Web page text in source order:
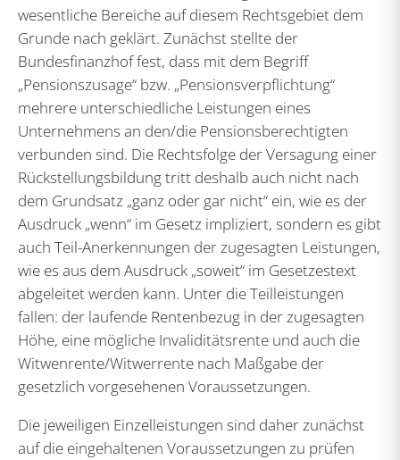
wesentliche Bereiche auf diesem Rechtsgebiet dem
Grunde nach geklärt. Zunächst stellte der
Bundesfinanzhof fest, dass mit dem Begriff
„Pensionszusage“ bzw. „Pensionsverpflichtung“
mehrere unterschiedliche Leistungen eines
Unternehmens an den/die Pensionsberechtigten
verbunden sind. Die Rechtsfolge der Versagung einer
Rückstellungsbildung tritt deshalb auch nicht nach
dem Grundsatz „ganz oder gar nicht“ ein, wie es der
Ausdruck „wenn“ im Gesetz impliziert, sondern es gibt
auch Teil-Anerkennungen der zugesagten Leistungen,
wie es aus dem Ausdruck „soweit“ im Gesetzestext
abgeleitet werden kann. Unter die Teilleistungen
fallen: der laufende Rentenbezug in der zugesagten
Höhe, eine mögliche Invaliditätsrente und auch die
Witwenrente/Witwerrente nach Maßgabe der
gesetzlich vorgesehenen Voraussetzungen.
Die jeweiligen Einzelleistungen sind daher zunächst
auf die eingehaltenen Voraussetzungen zu prüfen